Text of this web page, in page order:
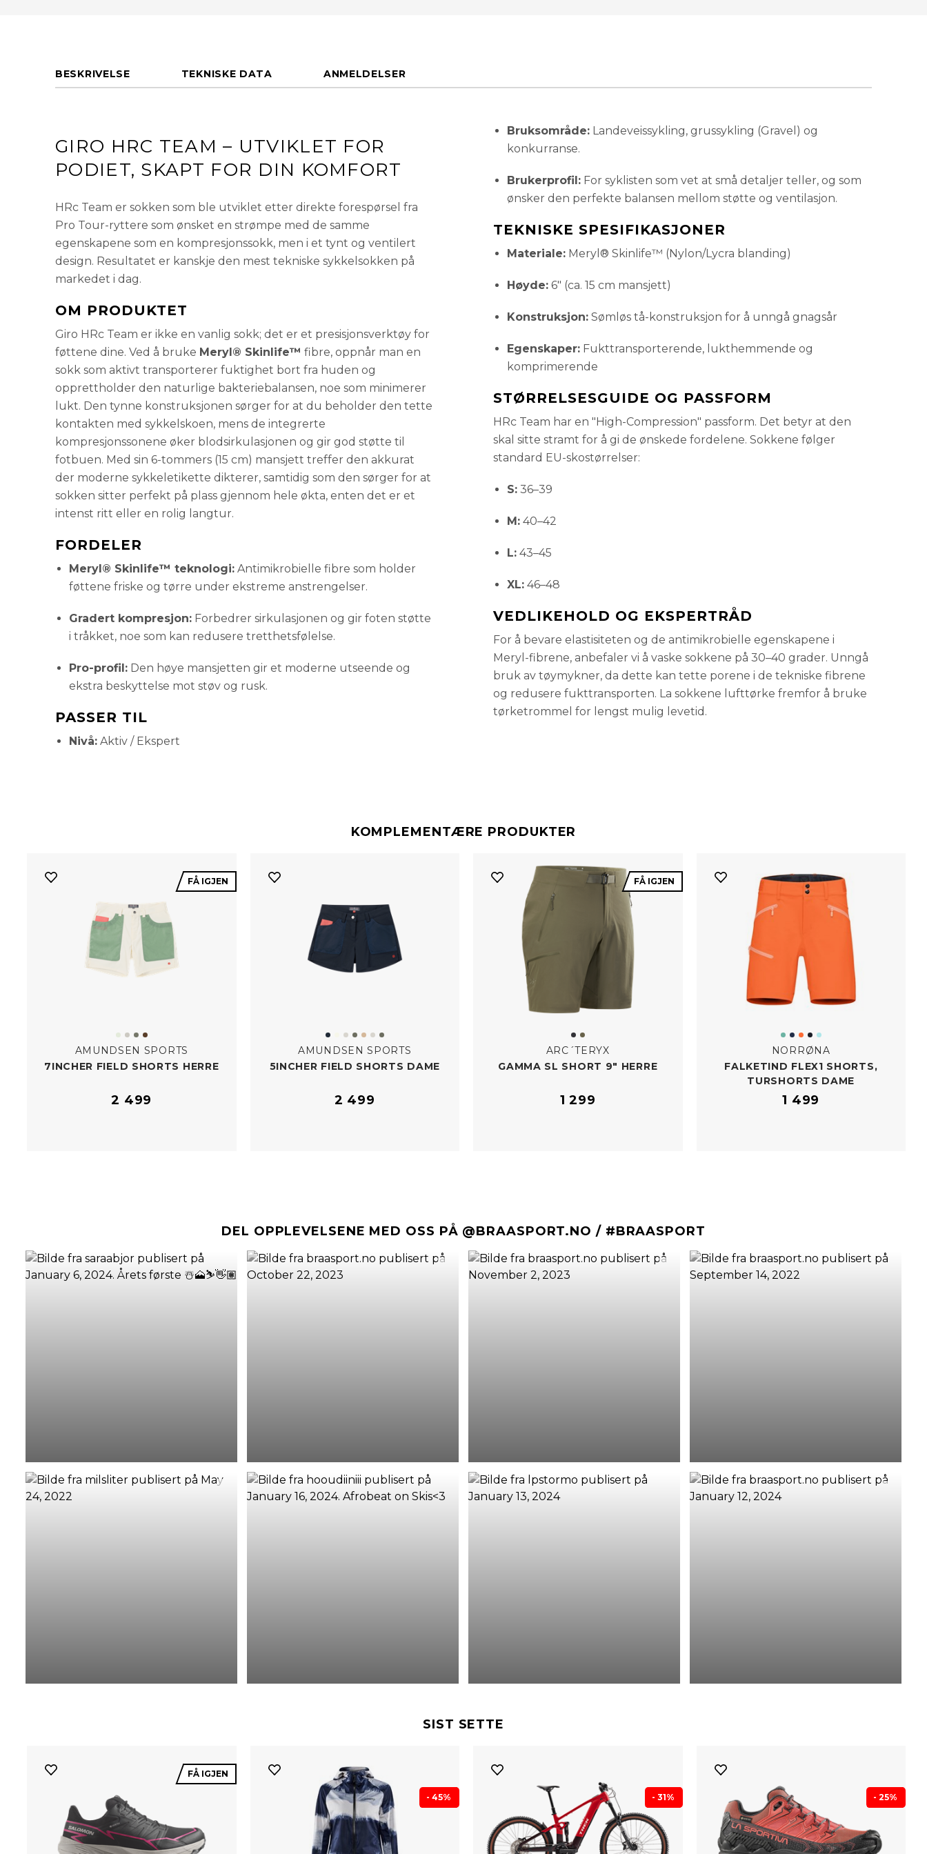
BESKRIVELSE TEKNISKE DATA ANMELDELSER
GIRO HRC TEAM – UTVIKLET FOR
PODIET, SKAPT FOR DIN KOMFORT
HRc Team er sokken som ble utviklet etter direkte forespørsel fra
Pro Tour-ryttere som ønsket en strømpe med de samme
egenskapene som en kompresjonssokk, men i et tynt og ventilert
design. Resultatet er kanskje den mest tekniske sykkelsokken på
markedet i dag.
OM PRODUKTET
Giro HRc Team er ikke en vanlig sokk; det er et presisjonsverktøy for
føttene dine. Ved å bruke Meryl® Skinlife™ fibre, oppnår man en
sokk som aktivt transporterer fuktighet bort fra huden og
opprettholder den naturlige bakteriebalansen, noe som minimerer
lukt. Den tynne konstruksjonen sørger for at du beholder den tette
kontakten med sykkelskoen, mens de integrerte
kompresjonssonene øker blodsirkulasjonen og gir god støtte til
fotbuen. Med sin 6-tommers (15 cm) mansjett treffer den akkurat
der moderne sykkeletikette dikterer, samtidig som den sørger for at
sokken sitter perfekt på plass gjennom hele økta, enten det er et
intenst ritt eller en rolig langtur.
FORDELER
Meryl® Skinlife™ teknologi: Antimikrobielle fibre som holder
føttene friske og tørre under ekstreme anstrengelser.
Gradert kompresjon: Forbedrer sirkulasjonen og gir foten støtte
i tråkket, noe som kan redusere tretthetsfølelse.
Pro-profil: Den høye mansjetten gir et moderne utseende og
ekstra beskyttelse mot støv og rusk.
PASSER TIL
Nivå: Aktiv / Ekspert
Bruksområde:Landeveissykling, grussykling (Gravel) og
konkurranse.
Brukerprofil:For syklisten som vet at små detaljer teller, og som
ønsker den perfekte balansen mellom støtte og ventilasjon.
TEKNISKE SPESIFIKASJONER
Materiale:Meryl® Skinlife™ (Nylon/Lycra blanding)
Høyde:6" (ca. 15 cm mansjett)
Konstruksjon:Sømløs tå-konstruksjon for å unngå gnagsår
Egenskaper:Fukttransporterende, lukthemmende og
komprimerende
STØRRELSESGUIDE OG PASSFORM
HRc Team har en "High-Compression" passform. Det betyr at den
skal sitte stramt for å gi de ønskede fordelene. Sokkene følger
standard EU-skostørrelser:
S:36–39
M:40–42
L:43–45
XL:46–48
VEDLIKEHOLD OG EKSPERTRÅD
For å bevare elastisiteten og de antimikrobielle egenskapene i
Meryl-fibrene, anbefaler vi å vaske sokkene på 30–40 grader. Unngå
bruk av tøymykner, da dette kan tette porene i de tekniske fibrene
og redusere fukttransporten. La sokkene lufttørke fremfor å bruke
tørketrommel for lengst mulig levetid.
KOMPLEMENTÆRE PRODUKTER
FÅ IGJEN
AMUNDSEN SPORTS
7INCHER FIELD SHORTS HERRE
2 499
AMUNDSEN SPORTS
5INCHER FIELD SHORTS DAME
2 499
FÅ IGJEN
ARC´TERYX
GAMMA SL SHORT 9" HERRE
1 299
NORRØNA
FALKETIND FLEX1 SHORTS,
TURSHORTS DAME
1 499
DEL OPPLEVELSENE MED OSS PÅ @BRAASPORT.NO / #BRAASPORT
SIST SETTE
FÅ IGJEN
- 45% - 31% - 25%